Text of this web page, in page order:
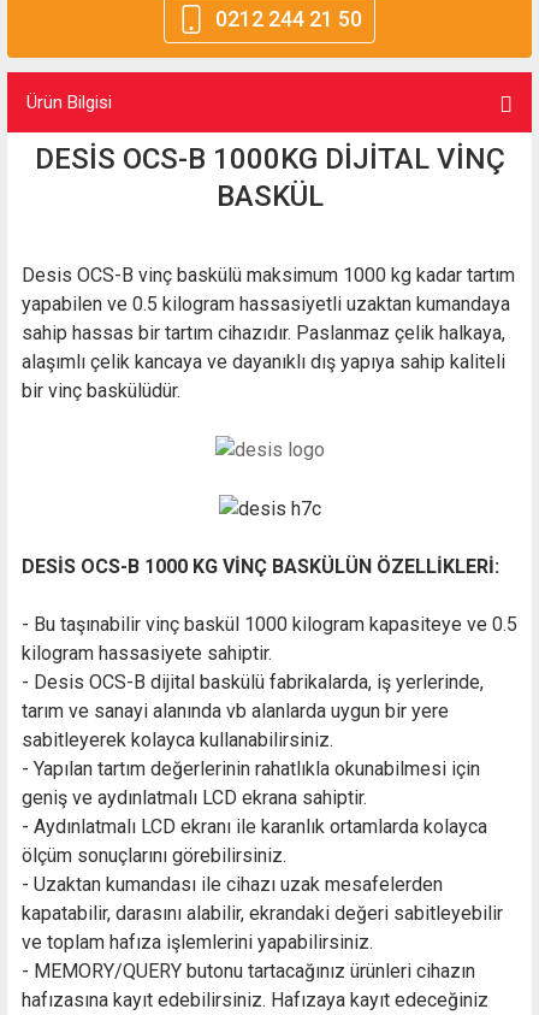
0212 244 21 50
Ürün Bilgisi
DESİS OCS-B 1000KG DİJİTAL VİNÇ
BASKÜL
Desis OCS-B vinç baskülü maksimum 1000 kg kadar tartım
yapabilen ve 0.5 kilogram hassasiyetli uzaktan kumandaya
sahip hassas bir tartım cihazıdır. Paslanmaz çelik halkaya,
alaşımlı çelik kancaya ve dayanıklı dış yapıya sahip kaliteli
bir vinç baskülüdür.
DESİS OCS-B 1000 KG VİNÇ BASKÜLÜN ÖZELLİKLERİ:
- Bu taşınabilir vinç baskül 1000 kilogram kapasiteye ve 0.5
kilogram hassasiyete sahiptir.
- Desis OCS-B dijital baskülü fabrikalarda, iş yerlerinde,
tarım ve sanayi alanında vb alanlarda uygun bir yere
sabitleyerek kolayca kullanabilirsiniz.
- Yapılan tartım değerlerinin rahatlıkla okunabilmesi için
geniş ve aydınlatmalı LCD ekrana sahiptir.
- Aydınlatmalı LCD ekranı ile karanlık ortamlarda kolayca
ölçüm sonuçlarını görebilirsiniz.
- Uzaktan kumandası ile cihazı uzak mesafelerden
kapatabilir, darasını alabilir, ekrandaki değeri sabitleyebilir
ve toplam hafıza işlemlerini yapabilirsiniz.
- MEMORY/QUERY butonu tartacağınız ürünleri cihazın
hafızasına kayıt edebilirsiniz. Hafızaya kayıt edeceğiniz